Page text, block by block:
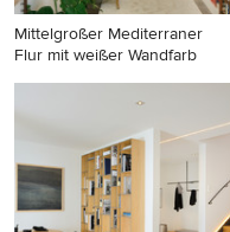
Mittelgroßer Mediterraner
Flur mit weißer Wandfarb
Mittelgroßer Mediterraner
Flur mit weißer Wandfarbe,
braunem Holzboden,
braunem Boden und
freigelegten Dachbalken in
Barcelona